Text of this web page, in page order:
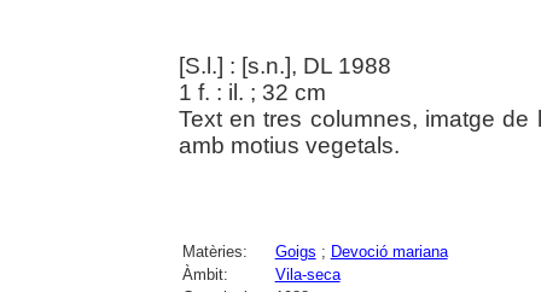
[S.l.] : [s.n.], DL 1988
1 f. : il. ; 32 cm
Text en tres columnes, imatge
amb motius vegetals.
Matèries: Goigs ; Devoció mariana
Àmbit:
Vila-seca